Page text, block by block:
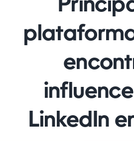
Facebook
Twitter (𝕏)
Otros
Carrito
LinkedIn